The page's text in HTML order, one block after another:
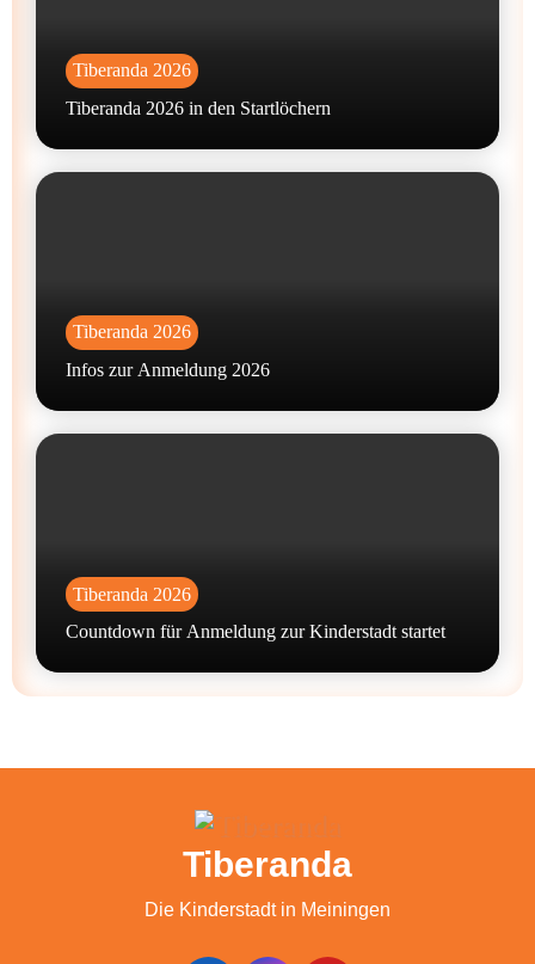
Tiberanda 2026
Tiberanda 2026 in den Startlöchern
Tiberanda 2026
Infos zur Anmeldung 2026
Tiberanda 2026
Countdown für Anmeldung zur Kinderstadt startet
Tiberanda
Die Kinderstadt in Meiningen